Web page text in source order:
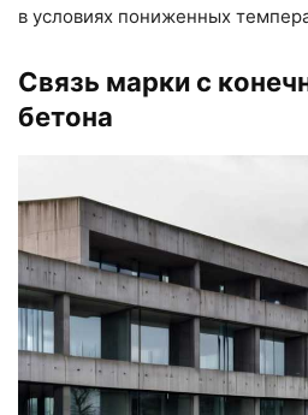
в условиях пониженных
Связь марки с
бетона